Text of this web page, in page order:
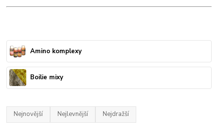
Amino komplexy
Boilie mixy
Nejnovější Nejlevnější Nejdražší